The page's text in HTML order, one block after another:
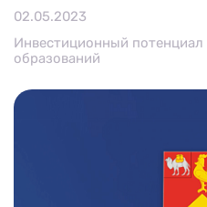
02.05.2023
Инвестиционный
образований